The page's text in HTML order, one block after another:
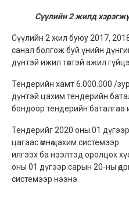
Сүүлийн2жилд
Сүүлийн 2 жил буюу 2017,
санал болгож буй үнийн
дүнтэй ижил төстэй ажил
Тендерийн хамт 6.000.000 /
дүнтэй цахим тендерийн
бондоор тендерийн баталгаа
Тендерийг 2020 оны 01
цагаас өмнө цахим системээр
илгээх ба нээлтэд оролцох
оны 01 дүгээр сарын 20-ны
системээр нээнэ.